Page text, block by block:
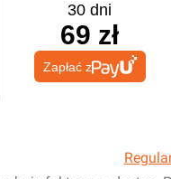
30 dni
69 zł
Zapłać z